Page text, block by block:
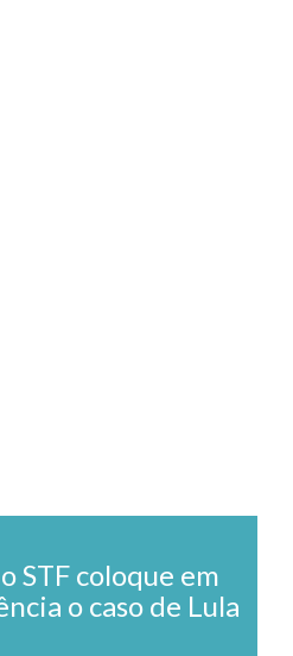
STF coloque em
o caso de Lula